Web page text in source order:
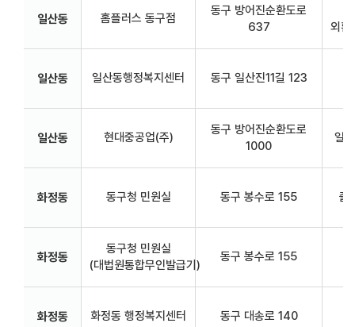
일산동 홈플러스 동구점
동구 방어진순환도로
637
외환
일산동 일산동행정복지센터 동구 일산진11길 123
일산동 현대중공업(주)
동구 방어진순환도로
1000
일
화정동 동구청 민원실 동구 봉수로 155 출
화정동
동구청 민원실
(대법원통합무인발급기)
동구 봉수로 155
화정동 화정동 행정복지센터 동구 대송로 140